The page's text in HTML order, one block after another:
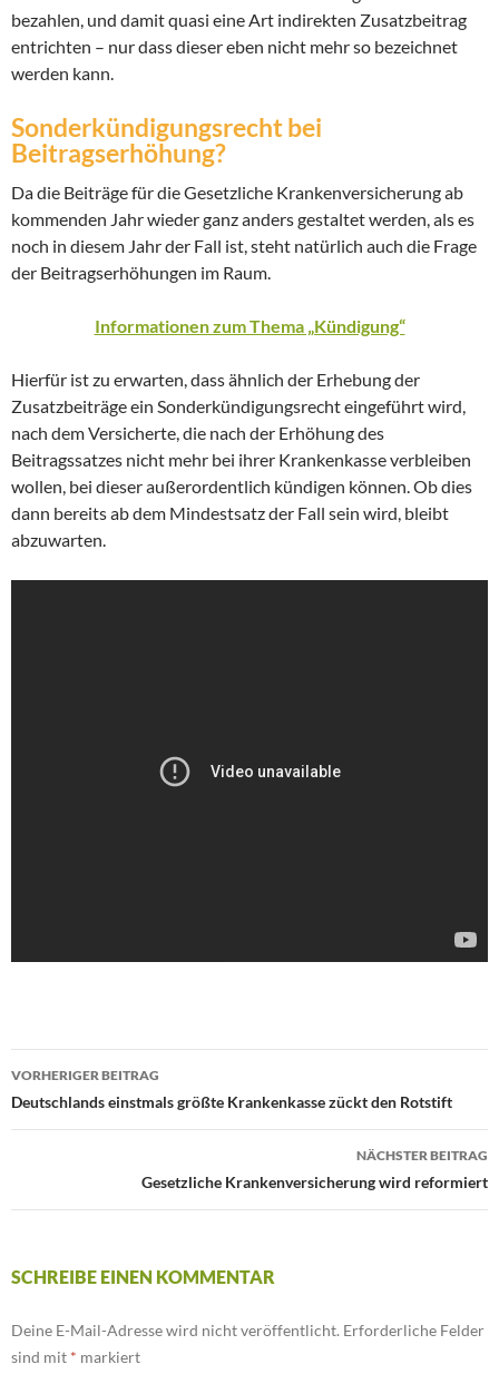
bezahlen, und damit quasi eine Art indirekten Zusatzbeitrag
entrichten – nur dass dieser eben nicht mehr so bezeichnet
werden kann.
Sonderkündigungsrecht bei
Beitragserhöhung?
Da die Beiträge für die Gesetzliche Krankenversicherung ab
kommenden Jahr wieder ganz anders gestaltet werden, als es
noch in diesem Jahr der Fall ist, steht natürlich auch die Frage
der Beitragserhöhungen im Raum.
Informationen zum Thema „Kündigung“
Hierfür ist zu erwarten, dass ähnlich der Erhebung der
Zusatzbeiträge ein Sonderkündigungsrecht eingeführt wird,
nach dem Versicherte, die nach der Erhöhung des
Beitragssatzes nicht mehr bei ihrer Krankenkasse verbleiben
wollen, bei dieser außerordentlich kündigen können. Ob dies
dann bereits ab dem Mindestsatz der Fall sein wird, bleibt
abzuwarten.
Beitrags-
Navigation
VORHERIGER BEITRAG
Deutschlands einstmals größte Krankenkasse zückt den Rotstift
NÄCHSTER BEITRAG
Gesetzliche Krankenversicherung wird reformiert
SCHREIBE EINEN KOMMENTAR
Deine E-Mail-Adresse wird nicht veröffentlicht. Erforderliche Felder
sind mit * markiert